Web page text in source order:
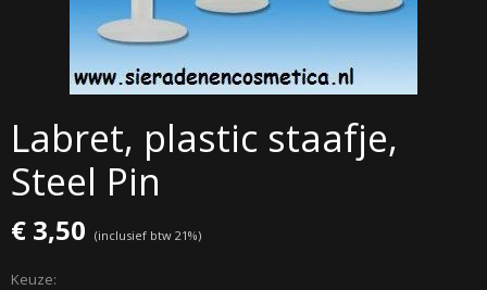
Labret, plastic staafje,
Steel Pin
€ 3,50 (inclusief btw 21%)
Keuze: